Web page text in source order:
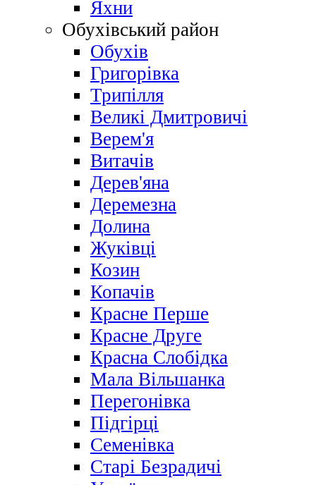
Яхни
Обухівський район
Обухів
Григорівка
Трипілля
Великі Дмитровичі
Bерем'я
Витачів
Дерев'яна
Деремезна
Долина
Жуківці
Козин
Копачів
Красне Перше
Красне Друге
Красна Слобідка
Мала Вільшанка
Перегонівка
Підгірці
Семенівка
Старі Безрадичі